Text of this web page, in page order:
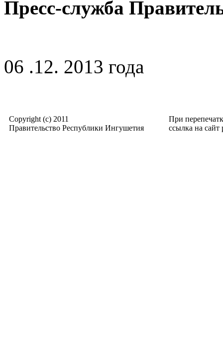
Пресс-служба
06 .12. 2013 года
Copyright (c) 2011
Правительство Республики Ингушетия
При
ссылка на сайт